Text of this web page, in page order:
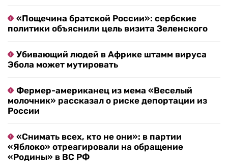
«Пощечина братской России»: сербские
политики объяснили цель визита Зеленского
Убивающий людей в Африке штамм вируса
Эбола может мутировать
Фермер-американец из мема «Веселый
молочник» рассказал о риске депортации из
России
«Снимать всех, кто не они»: в партии
«Яблоко» отреагировали на обращение
«Родины» в ВС РФ